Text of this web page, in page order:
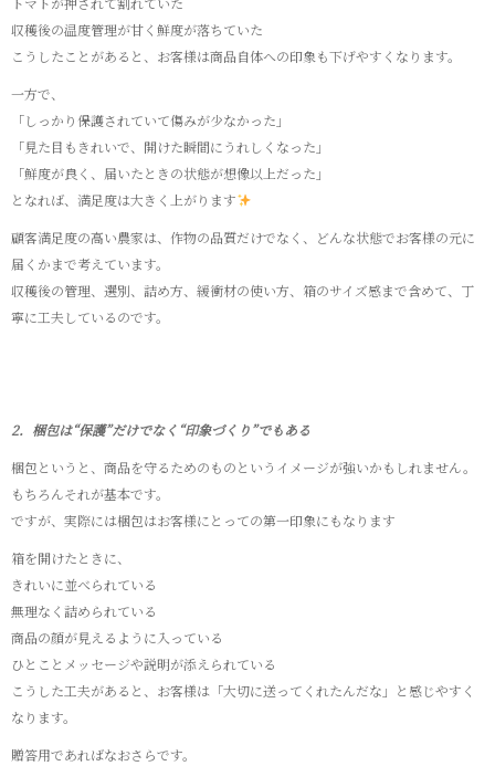
収穫後の温度管理が甘く鮮度が落ちていた
こうしたことがあると、お客様は商品自体への印象も下げやすくなります。
一方で、
「しっかり保護されていて傷みが少なかった」
「見た目もきれいで、開けた瞬間にうれしくなった」
「鮮度が良く、届いたときの状態が想像以上だった」
となれば、満足度は大きく上がります
顧客満足度の高い農家は、作物の品質だけでなく、どんな状態でお客様の元に
届くかまで考えています。
収穫後の管理、選別、詰め方、緩衝材の使い方、箱のサイズ感まで含めて、丁
寧に工夫しているのです。
2．梱包は“保護”だけでなく“印象づくり”でもある
梱包というと、商品を守るためのものというイメージが強いかもしれません。
もちろんそれが基本です。
ですが、実際には梱包はお客様にとっての第一印象にもなります
箱を開けたときに、
きれいに並べられている
無理なく詰められている
商品の顔が見えるように入っている
ひとことメッセージや説明が添えられている
こうした工夫があると、お客様は「大切に送ってくれたんだな」と感じやすく
なります。
贈答用であればなおさらです。